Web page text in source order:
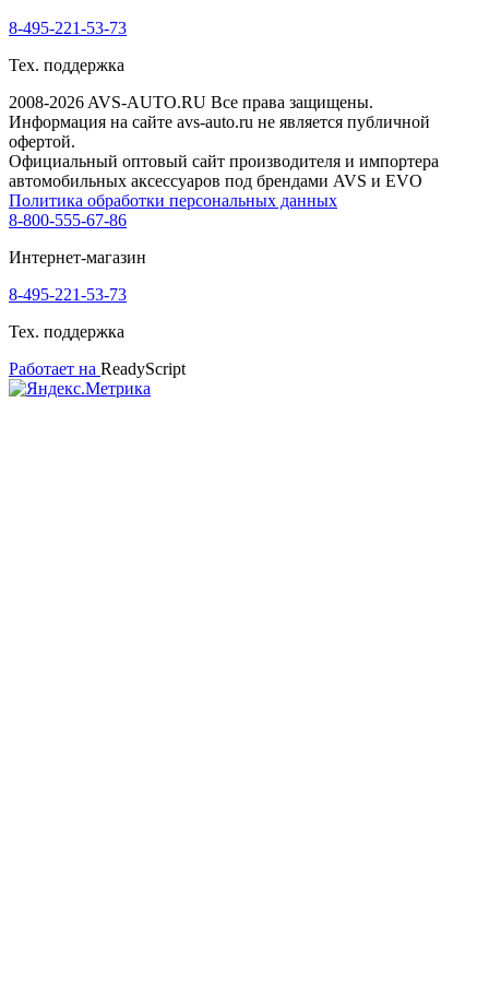
8-495-221-53-73
Тех. поддержка
2008-2026 AVS-AUTO.RU Все права защищены.
Информация на сайте avs-auto.ru не является публичной
офертой.
Официальный оптовый сайт производителя и импортера
автомобильных аксессуаров под брендами AVS и EVO
Политика обработки персональных данных
8-800-555-67-86
Интернет-магазин
8-495-221-53-73
Тех. поддержка
Работает на ReadyScript